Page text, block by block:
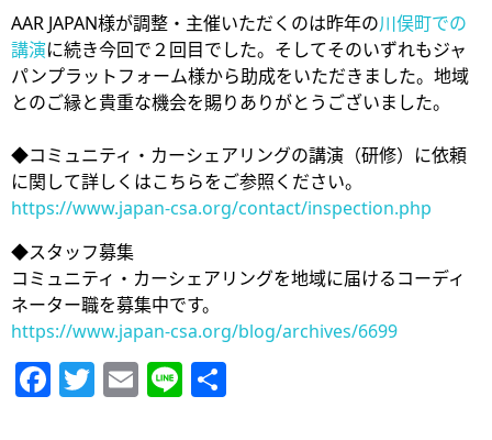
AAR JAPAN様が調整・主催いただくのは昨年の川俣町での
講演に続き今回で２回目でした。そしてそのいずれもジャ
パンプラットフォーム様から助成をいただきました。地域
とのご縁と貴重な機会を賜りありがとうございました。
◆コミュニティ・カーシェアリングの講演（研修）に依頼
に関して詳しくはこちらをご参照ください。
https://www.japan-csa.org/contact/inspection.php
◆スタッフ募集
コミュニティ・カーシェアリングを地域に届けるコーディ
ネーター職を募集中です。
https://www.japan-csa.org/blog/archives/6699
Facebook
Twitter
Email
Line